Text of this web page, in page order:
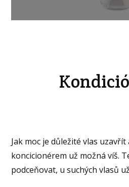
Jak moc je důležité vlas
koncicionérem už možná víš.
podceňovat, u suchých vlasů